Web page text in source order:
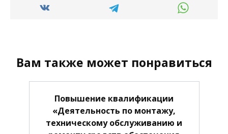
Вам также может понравиться
Повышение квалификации
«Деятельность по монтажу,
техническому обслуживанию и